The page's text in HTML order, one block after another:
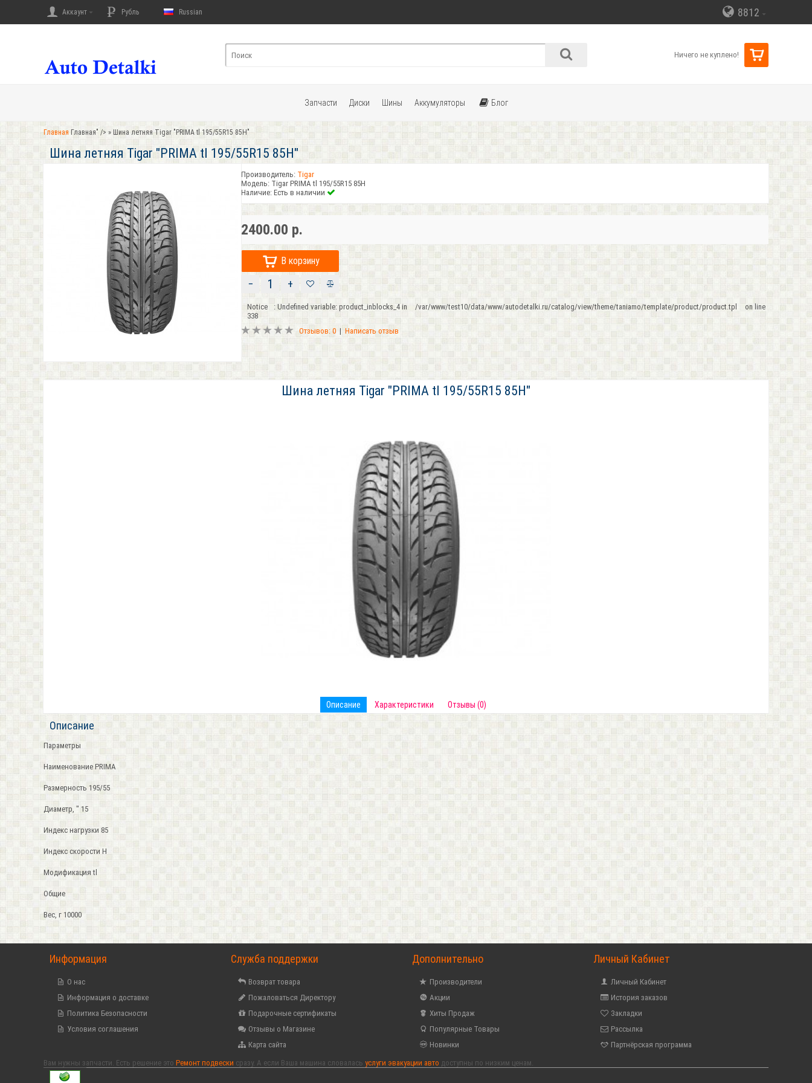
8812
Аккаунт Russian
Рубль
Ничего не куплено!
Запчасти Диски Шины Аккумуляторы Блог
Главная Главная" /> » Шина летняя Tigar "PRIMA tl 195/55R15 85H"
Шина летняя Tigar "PRIMA tl 195/55R15 85H"
Производитель: Tigar
Модель: Tigar PRIMA tl 195/55R15 85H
Наличие: Есть в наличии
2400.00 р.
В корзину
− +
Notice : Undefined variable: product_inblocks_4 in /var/www/test10/data/www/autodetalki.ru/catalog/view/theme/taniamo/template/product/product.tpl
on line
338
Отзывов: 0 | Написать отзыв
Шина летняя Tigar "PRIMA tl 195/55R15 85H"
Описание Характеристики Отзывы (0)
Описание
Параметры
Наименование PRIMA
Размерность 195/55
Диаметр, " 15
Индекс нагрузки 85
Индекс скорости H
Модификация tl
Общие
Вес, г 10000
Информация
О нас
Информация о доставке
Политика Безопасности
Условия соглашения
Служба поддержки
Возврат товара
Пожаловаться Директору
Подарочные сертификаты
Отзывы о Магазине
Карта сайта
Дополнительно
Производители
Акции
Хиты Продаж
Популярные Товары
Новинки
Личный Кабинет
Личный Кабинет
История заказов
Закладки
Рассылка
Партнёрская программа
Вам нужны запчасти. Есть решение это Ремонт подвески сразу. А если Ваша машина словалась услуги эвакуации авто доступны по низким ценам.